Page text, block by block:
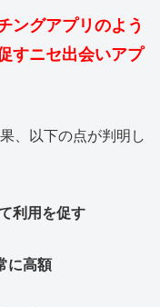
ングアプリのよう
すニセ出会いアプ
、以下の点が判明し
利用を促す
に高額